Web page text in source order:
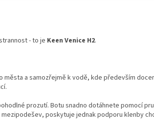
- to je Keen Venice H2.
města a samozřejmě k vodě, kde především
prozutí. Botu snadno dotáhnete pomocí
poskytuje jednak podporu klenby